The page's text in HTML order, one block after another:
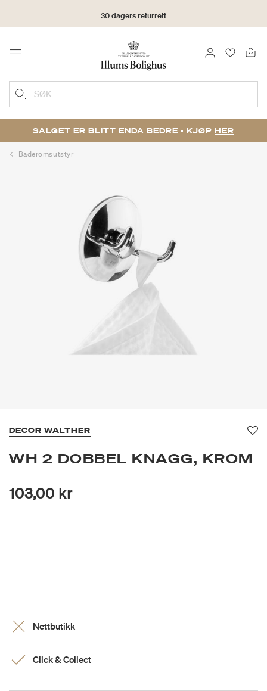
30 dagers returrett
Menu LOGG INN
SØK
SALGET ER BLITT ENDA BEDRE - KJØP HER
Baderomsutstyr
DECOR WALTHER
WH 2 DOBBEL KNAGG, KROM
103,00 kr
Nettbutikk
Click & Collect